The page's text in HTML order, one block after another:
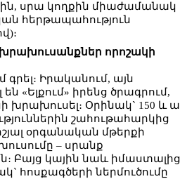
սրա կողքին միաժամանակ
հերթապահություն
որոշակի
Իրականում, այն
են «Ելքում» իրենց ծրագրում,
խրախուսել։ Օրինակ` 150 և
շահութահարկից
օրգանական մթերքի
– սրանք
Բայց կային նաև իմաստալից
հոսքագծերի ներմուծումը